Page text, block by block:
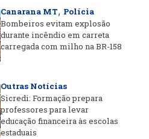
Canarana MT, Polícia
Bombeiros evitam explosão
durante incêndio em carreta
carregada com milho na BR-158
Outras Notícias
Sicredi: Formação prepara
professores para levar
educação financeira às escolas
estaduais